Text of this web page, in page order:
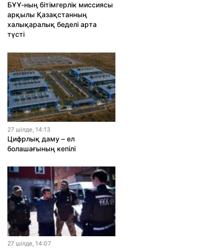
БҰҰ-ның бітімгерлік миссиясы
арқылы Қазақстанның
халықаралық беделі арта
түсті
27 шiлде, 14:13
Цифрлық даму – ел
болашағының кепілі
27 шiлде, 14:07